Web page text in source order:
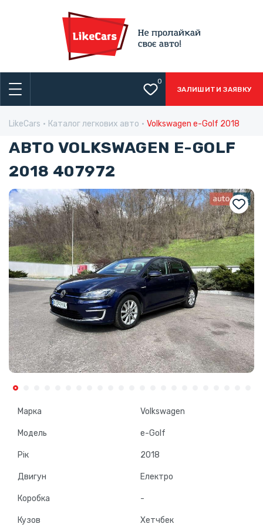
0
ЗАЛИШИТИ ЗАЯВКУ
LikeCars Каталог легкових авто Volkswagen e-Golf 2018
АВТО VOLKSWAGEN E-GOLF
2018 407972
Марка Volkswagen
Модель e-Golf
Рік 2018
Двигун Електро
Коробка -
Кузов Хетчбек